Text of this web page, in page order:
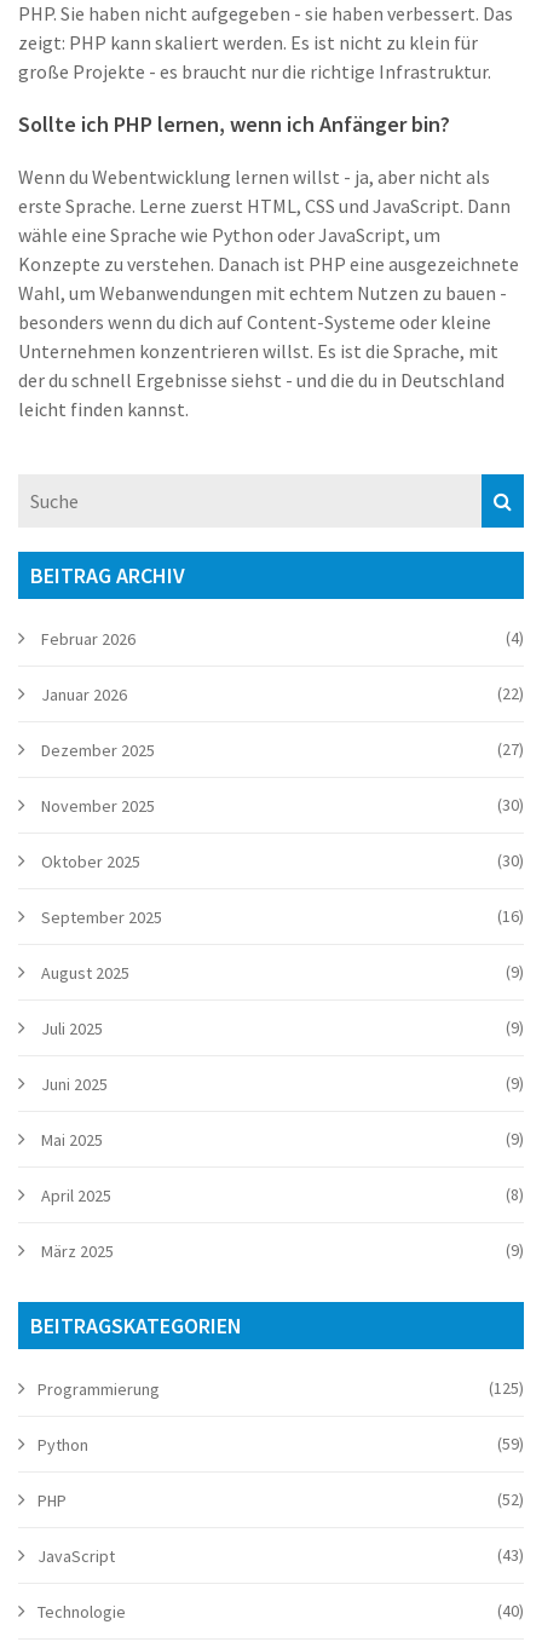
PHP. Sie haben nicht aufgegeben - sie haben verbessert. Das
zeigt: PHP kann skaliert werden. Es ist nicht zu klein für
große Projekte - es braucht nur die richtige Infrastruktur.
Sollte ich PHP lernen, wenn ich Anfänger bin?
Wenn du Webentwicklung lernen willst - ja, aber nicht als
erste Sprache. Lerne zuerst HTML, CSS und JavaScript. Dann
wähle eine Sprache wie Python oder JavaScript, um
Konzepte zu verstehen. Danach ist PHP eine ausgezeichnete
Wahl, um Webanwendungen mit echtem Nutzen zu bauen -
besonders wenn du dich auf Content-Systeme oder kleine
Unternehmen konzentrieren willst. Es ist die Sprache, mit
der du schnell Ergebnisse siehst - und die du in Deutschland
leicht finden kannst.
BEITRAG ARCHIV
Februar 2026 (4)
Januar 2026 (22)
Dezember 2025 (27)
November 2025 (30)
Oktober 2025 (30)
September 2025 (16)
August 2025 (9)
Juli 2025 (9)
Juni 2025 (9)
Mai 2025 (9)
April 2025 (8)
März 2025 (9)
BEITRAGSKATEGORIEN
Programmierung (125)
Python (59)
PHP (52)
JavaScript (43)
Technologie (40)